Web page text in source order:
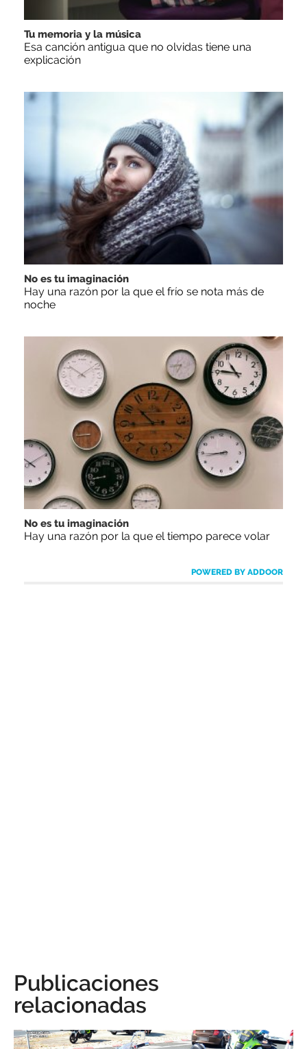
Tu memoria y la música
Esa canción antigua que no olvidas tiene una
explicación
No es tu imaginación
Hay una razón por la que el frío se nota más de
noche
No es tu imaginación
Hay una razón por la que el tiempo parece volar
POWERED BY ADDOOR
Publicaciones
relacionadas